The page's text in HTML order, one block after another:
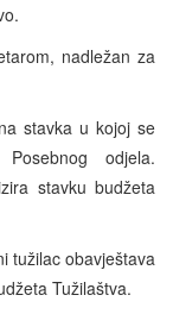
nadležan za
stavka u kojoj se
odjela.
stavku budžeta
obavještava
Tužilaštva.